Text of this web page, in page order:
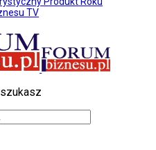
TV